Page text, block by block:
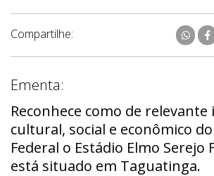
Compartilhe:
Ementa:
Reconhece como de
cultural, social e econômico
Federal o Estádio Elmo Serejo
está situado em Taguatinga.